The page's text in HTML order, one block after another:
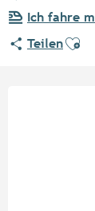
Ich fahre
Teilen